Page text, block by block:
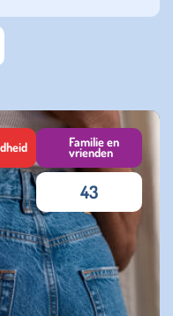
Familie en
vrienden
43